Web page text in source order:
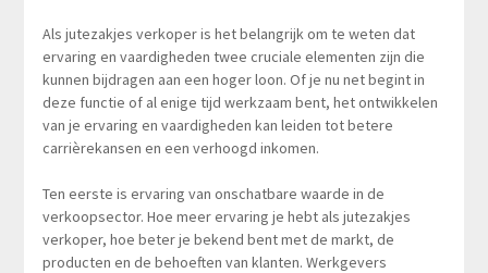
Als jutezakjes verkoper is het belangrijk om te weten dat
ervaring en vaardigheden twee cruciale elementen zijn die
kunnen bijdragen aan een hoger loon. Of je nu net begint in
deze functie of al enige tijd werkzaam bent, het ontwikkelen
van je ervaring en vaardigheden kan leiden tot betere
carrièrekansen en een verhoogd inkomen.
Ten eerste is ervaring van onschatbare waarde in de
verkoopsector. Hoe meer ervaring je hebt als jutezakjes
verkoper, hoe beter je bekend bent met de markt, de
producten en de behoeften van klanten. Werkgevers